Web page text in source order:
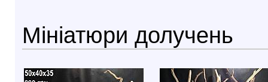
Мініатюри долучень